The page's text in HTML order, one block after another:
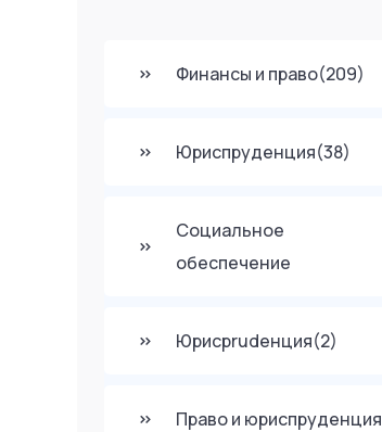
Финансы и право(209)
Юриспруденция(38)
Социальное
обеспечение
Юрисprudенция(2)
Право и юриспруденция